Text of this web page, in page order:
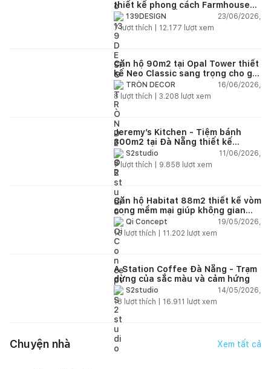
thiết kế phong cách Farmhouse
thanh lịch và ấm áp
139DESIGN
23/06/2026,
7lượt thích | 12.177 lượt xem
Căn hộ 90m2 tại Opal Tower thiết
kế Neo Classic sang trọng cho gia
đình trẻ
TRÒN DECOR
16/06/2026,
8 lượt thích | 3.208 lượt xem
Jeremy’s Kitchen - Tiệm bánh
300m2 tại Đà Nẵng thiết kế
phong cách công nghiệp hiện đại
ngập tràn ánh sáng tự nhiên
S2studio
11/06/2026,
7lượt thích | 9.858 lượt xem
Căn hộ Habitat 88m2 thiết kế vòm
cong mềm mại giúp không gian
sống hiện đại trở nên ấm áp hơn
Qi Concept
19/05/2026,
15 lượt thích | 11.202 lượt xem
A Station Coffee Đà Nẵng - Trạm
dừng của sắc màu và cảm hứng
S2studio
14/05/2026,
18 lượt thích | 16.911 lượt xem
Chuyện nhà Xem tất cả